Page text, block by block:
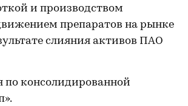
и производством
препаратов на рынке
слияния активов ПАО
по консолидированной